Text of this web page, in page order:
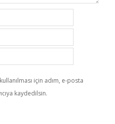
için adım, e-posta
kaydedilsin.